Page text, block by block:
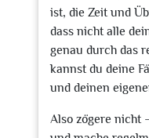
ist, die Zeit und
dass nicht alle
genau durch das
kannst du deine
und deinen
Also zögere nicht